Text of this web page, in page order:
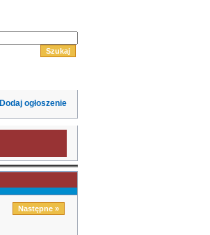
Dodaj ogłoszenie
Następne »